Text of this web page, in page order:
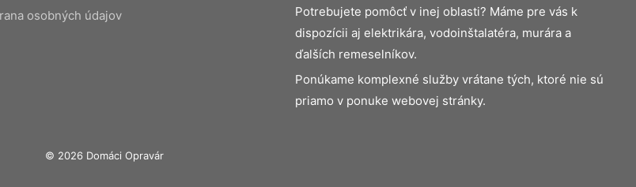
osobných údajov
Potrebujete pomôcť v inej oblasti? Máme pre vás k
dispozícii aj elektrikára, vodoinštalatéra, murára a
ďalších remeselníkov.
Ponúkame komplexné služby vrátane tých, ktoré nie sú
priamo v ponuke webovej stránky.
© 2026 Domáci Opravár